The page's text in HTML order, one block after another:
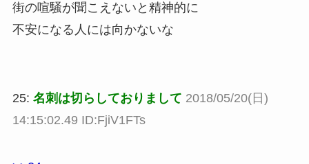
街の喧騒が聞こえないと精神的に
不安になる人には向かないな
25: 名刺は切らしておりまして 2018/05/20(日)
14:15:02.49 ID:FjiV1FTs